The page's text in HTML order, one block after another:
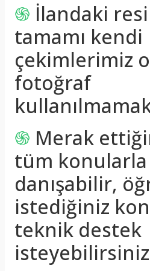
֍ İlandaki
tamamı kendi
çekimlerimiz
fotoğraf
֍ Merak
tüm
danışabilir,
istediğiniz
teknik destek